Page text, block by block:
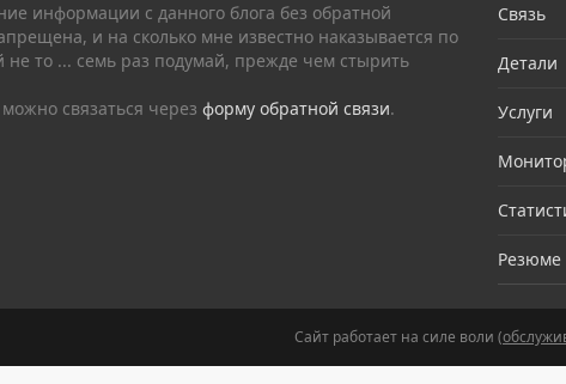
информации с данного блога без обратной
и на сколько мне известно наказывается по
не то ... семь раз подумай, прежде чем стырить
связаться через форму обратной связи.
Связь
Детали
Услуги
Резюме
Сайт работает на силе воли (